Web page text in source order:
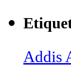
Addis